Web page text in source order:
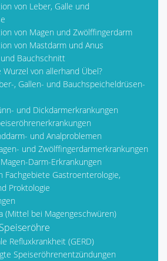
von Leber, Galle und
von Magen und Zwölffingerdarm
von Mastdarm und Anus
Bauchschnitt
Wurzel von allerhand Übel?
, Gallen- und Bauchspeicheldrüsen-
und Dickdarmerkrankungen
und Analproblemen
und Zwölffingerdarmerkrankungen
Darm-Erkrankungen
Fachgebiete Gastroenterologie,
Proktologie
(Mittel bei Magengeschwüren)
Refluxkrankheit (GERD)
Speiseröhrenentzündungen